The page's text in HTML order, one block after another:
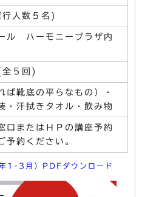
人数５名)
ル ハーモニープラザ内
全５回)
ば靴底の平らなもの）・
・汗拭きタオル・飲み物
口またはＨＰの講座予約
予約ください。
1-3月）PDFダウンロード